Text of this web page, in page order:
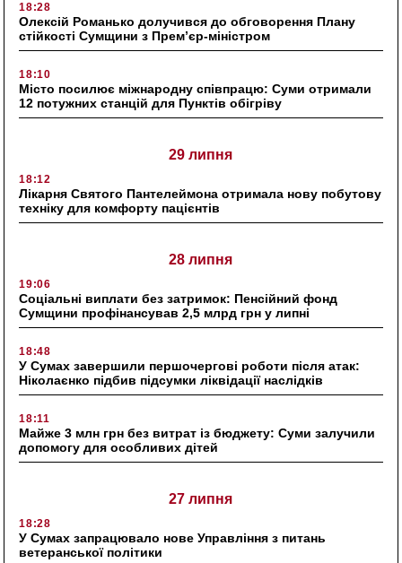
18:28
Олексій Романько долучився до обговорення Плану
стійкості Сумщини з Прем’єр-міністром
18:10
Місто посилює міжнародну співпрацю: Суми отримали
12 потужних станцій для Пунктів обігріву
29 липня
18:12
Лікарня Святого Пантелеймона отримала нову побутову
техніку для комфорту пацієнтів
28 липня
19:06
Соціальні виплати без затримок: Пенсійний фонд
Сумщини профінансував 2,5 млрд грн у липні
18:48
У Сумах завершили першочергові роботи після атак:
Ніколаєнко підбив підсумки ліквідації наслідків
18:11
Майже 3 млн грн без витрат із бюджету: Суми залучили
допомогу для особливих дітей
27 липня
18:28
У Сумах запрацювало нове Управління з питань
ветеранської політики